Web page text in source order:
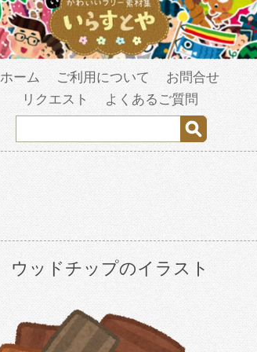
ホーム ご利用について
お問合せ
リクエスト
よくあるご質問
ウッドチップのイラスト